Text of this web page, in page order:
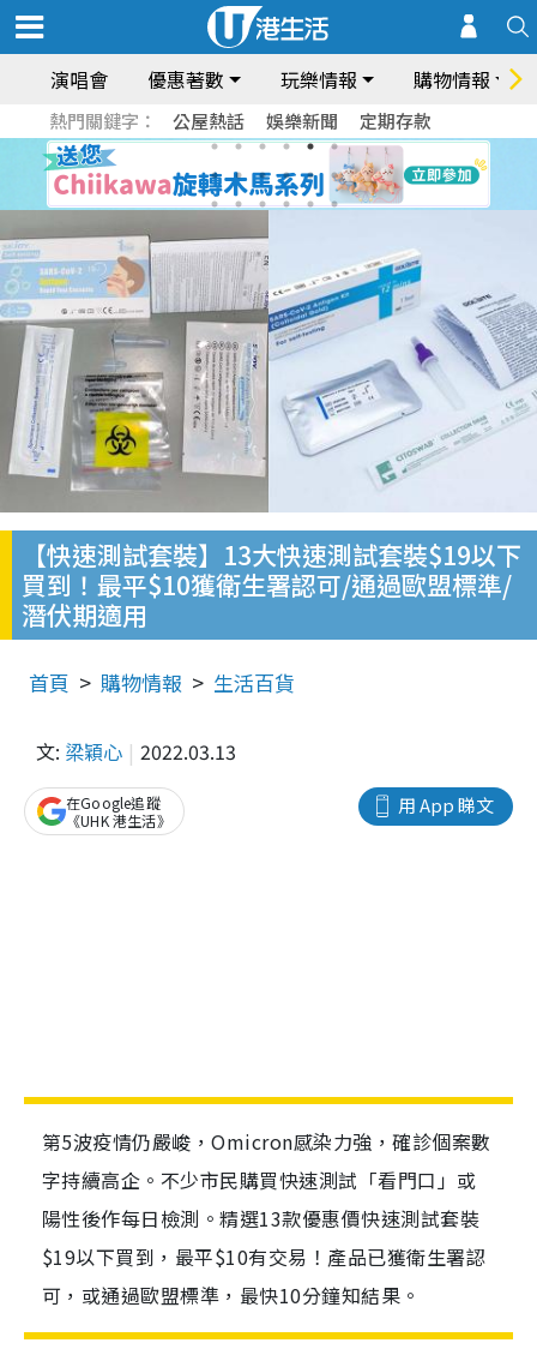
演唱會 優惠著數 玩樂情報 購物情報
熱門關鍵字： 公屋熱話 娛樂新聞 定期存款
【快速測試套裝】13大快速測試套裝$19以下
買到！最平$10獲衛生署認可/通過歐盟標準/
潛伏期適用
首頁 購物情報 生活百貨
文: 梁穎心 2022.03.13
用 App 睇文
在Google追蹤
《UHK 港生活》
第5波疫情仍嚴峻，Omicron感染力強，確診個案數
字持續高企。不少市民購買快速測試「看門口」或
陽性後作每日檢測。精選13款優惠價快速測試套裝
$19以下買到，最平$10有交易！產品已獲衛生署認
可，或通過歐盟標準，最快10分鐘知結果。